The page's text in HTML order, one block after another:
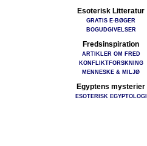
Esoterisk Litteratur
GRATIS E-BØGER
BOGUDGIVELSER
Fredsinspiration
ARTIKLER OM FRED
KONFLIKTFORSKNING
MENNESKE & MILJØ
Egyptens mysterier
ESOTERISK EGYPTOLOGI